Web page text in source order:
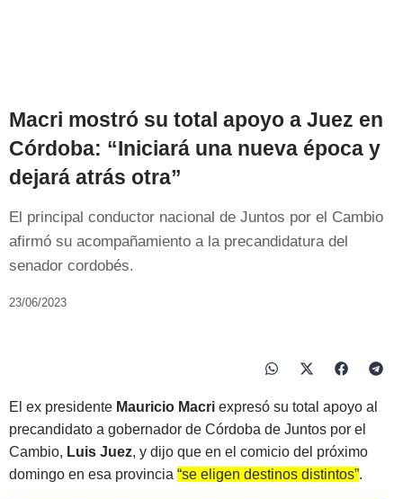
Macri mostró su total apoyo a Juez en
Córdoba: “Iniciará una nueva época y
dejará atrás otra”
El principal conductor nacional de Juntos por el Cambio
afirmó su acompañamiento a la precandidatura del
senador cordobés.
23/06/2023
El ex presidente Mauricio Macri expresó su total apoyo al
precandidato a gobernador de Córdoba de Juntos por el
Cambio, Luis Juez, y dijo que en el comicio del próximo
domingo en esa provincia “se eligen destinos distintos”.